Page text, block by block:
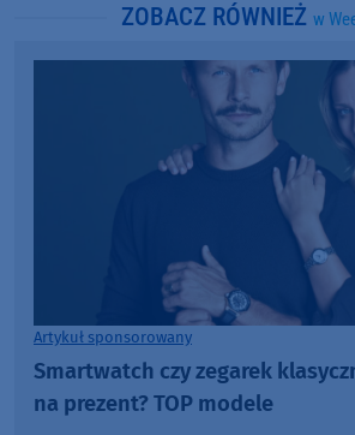
ZOBACZ RÓWNIEŻ w
Artykuł sponsorowany
Smartwatch czy zegarek
na prezent? TOP modele